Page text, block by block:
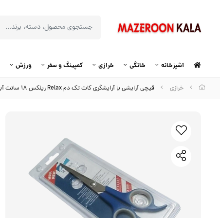
آشپزخانه خانگی خرازی کمپینگ و سفر ورزش
خرازی قیچی آرایشی یا آرایشگری کات تک دم Relax ریلکس ۱۸ سانت آبی HGC-012-4